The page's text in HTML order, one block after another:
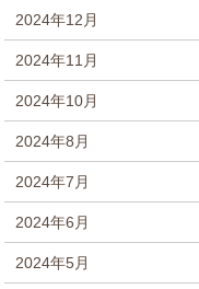
2024年12月
2024年11月
2024年10月
2024年8月
2024年7月
2024年6月
2024年5月